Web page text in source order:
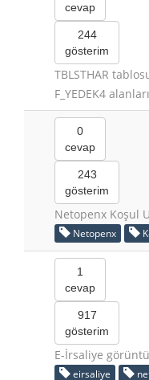
cevap
244
gösterim
TBLSTHAR
F_YEDEK4 alanları
0
cevap
243
gösterim
Netopenx Koşul
Netopenx
1
cevap
917
gösterim
E-İrsaliye
eirsaliye